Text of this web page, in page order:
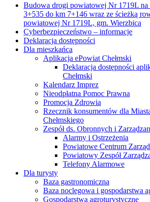
Budowa drogi powiatowej Nr 1719L
3+535 do km 7+146 wraz ze ścieżką
powiatowej Nr 1719L, gm. Wierzbica
Cyberbezpieczeństwo – informacje
Deklaracja dostępności
Dla mieszkańca
Aplikacja ePowiat Chełmski
Deklaracja dostępności
Chełmski
Kalendarz Imprez
Nieodpłatna Pomoc Prawna
Promocja Zdrowia
Rzecznik konsumentów dla
Chełmskiego
Zespół ds. Obronnych i
Alarmy i Ostrzeżenia
Powiatowe Centrum
Powiatowy Zespół
Telefony Alarmowe
Dla turysty
Baza gastronomiczna
Baza noclegowa i gospodarstwa
Gospodarstwa agroturystyczne